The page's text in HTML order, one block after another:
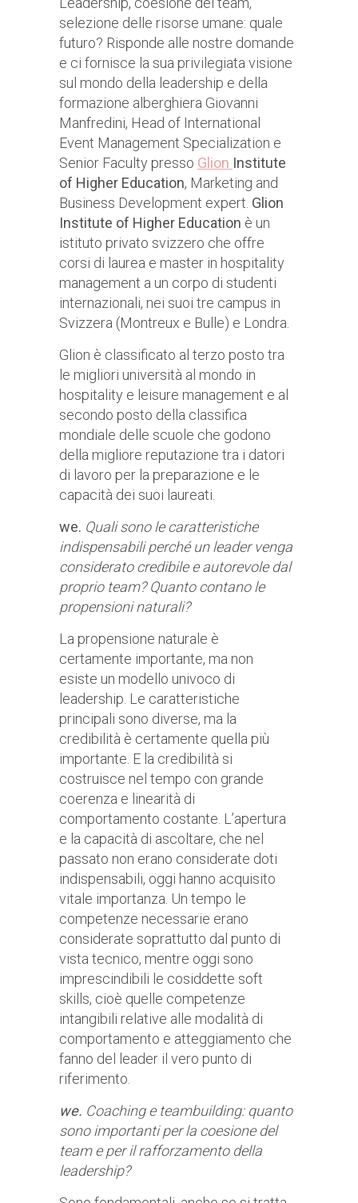
selezione delle risorse umane: quale
futuro? Risponde alle nostre domande
e ci fornisce la sua privilegiata visione
sul mondo della leadership e della
formazione alberghiera Giovanni
Manfredini, Head of International
Event Management Specialization e
Senior Faculty presso Glion Institute
of Higher Education, Marketing and
Business Development expert. Glion
Institute of Higher Education è un
istituto privato svizzero che offre
corsi di laurea e master in hospitality
management a un corpo di studenti
internazionali, nei suoi tre campus in
Svizzera (Montreux e Bulle) e Londra.
Glion è classificato al terzo posto tra
le migliori università al mondo in
hospitality e leisure management e al
secondo posto della classifica
mondiale delle scuole che godono
della migliore reputazione tra i datori
di lavoro per la preparazione e le
capacità dei suoi laureati.
we. Quali sono le caratteristiche
indispensabili perché un leader venga
considerato credibile e autorevole dal
proprio team? Quanto contano le
propensioni naturali?
La propensione naturale è
certamente importante, ma non
esiste un modello univoco di
leadership. Le caratteristiche
principali sono diverse, ma la
credibilità è certamente quella più
importante. E la credibilità si
costruisce nel tempo con grande
coerenza e linearità di
comportamento costante. L’apertura
e la capacità di ascoltare, che nel
passato non erano considerate doti
indispensabili, oggi hanno acquisito
vitale importanza. Un tempo le
competenze necessarie erano
considerate soprattutto dal punto di
vista tecnico, mentre oggi sono
imprescindibili le cosiddette soft
skills, cioè quelle competenze
intangibili relative alle modalità di
comportamento e atteggiamento che
fanno del leader il vero punto di
riferimento.
we. Coaching e teambuilding: quanto
sono importanti per la coesione del
team e per il rafforzamento della
leadership?